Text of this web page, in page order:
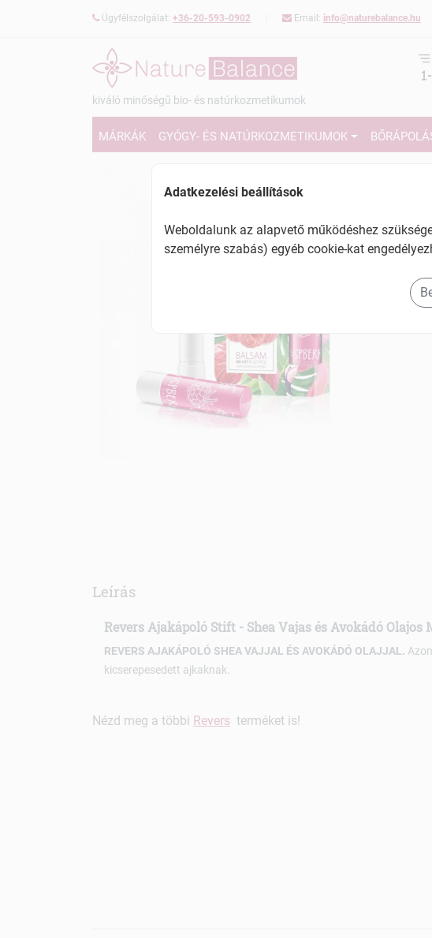
Ügyfélszolgálat: +36-20-593-0902 Email: info@naturebalance.hu
kiváló minőségű bio- és natúrkozmetikumok
MÁRKÁK GYÓGY- ÉS NATÚRKOZMETIKUMOK
és
Leírás
Revers Ajakápoló Stift - Shea Vajas és Avokádó Olajos
REVERS AJAKÁPOLÓ SHEA VAJJAL ÉS AVOKÁDÓ OLAJJAL.
kicserepesedett ajkaknak.
Nézd meg a többi Revers terméket is!
Adatkezelési beállítások
Weboldalunk az alapvető működéshez
személyre szabás) egyéb cookie-kat